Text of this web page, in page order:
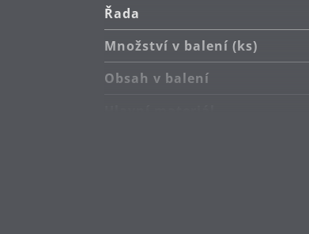
Řada
Množství v balení (ks)
Obsah v balení